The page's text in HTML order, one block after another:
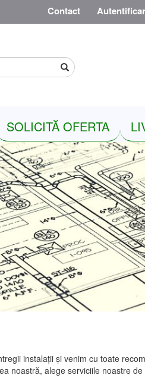
Contact
SOLICITĂ OFERTA
instalații și venim cu toate
noastră, alege serviciile noastre de